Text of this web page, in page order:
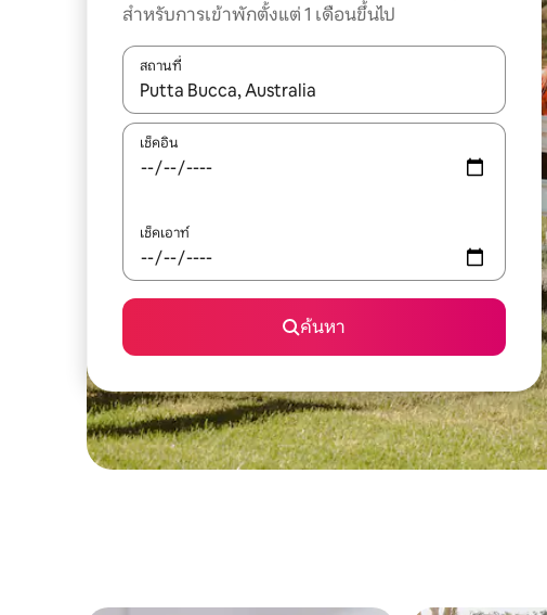
สำหรับการเข้าพักตั้งแต่ 1 เดือนขึ้นไป
สถานที่
ใช้ลูกศรขึ้นลง หรือใช้การสัมผัสหรือปัด เพื่อสำรวจผลการค้นหา
เช็คอิน
เช็คเอาท์
ค้นหา